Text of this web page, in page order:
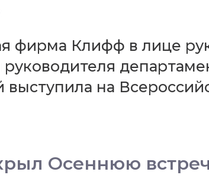
фирма Клифф в лице
руководителя
выступила на
Осеннюю